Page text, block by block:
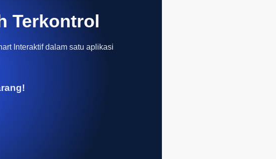
Terkontrol
Interaktif dalam satu aplikasi